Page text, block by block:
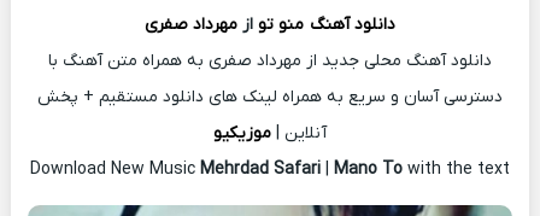
دانلود آهنگ منو تو از مهرداد صفری
دانلود آهنگ محلی جدید از مهرداد صفری به همراه متن آهنگ با
دسترسی آسان و سریع به همراه لینک های دانلود مستقیم + پخش
آنلاین | موزیکیو
Download New Music Mehrdad Safari | Mano To with the text